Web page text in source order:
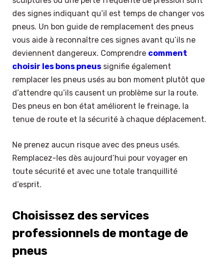
des signes indiquant qu’il est temps de changer vos
pneus. Un bon guide de remplacement des pneus
vous aide à reconnaître ces signes avant qu’ils ne
deviennent dangereux. Comprendre comment
choisir les bons pneus signifie également
remplacer les pneus usés au bon moment plutôt que
d’attendre qu’ils causent un problème sur la route.
Des pneus en bon état améliorent le freinage, la
tenue de route et la sécurité à chaque déplacement.
Ne prenez aucun risque avec des pneus usés.
Remplacez-les dès aujourd’hui pour voyager en
toute sécurité et avec une totale tranquillité
d’esprit.
Choisissez des services
professionnels de montage de
pneus